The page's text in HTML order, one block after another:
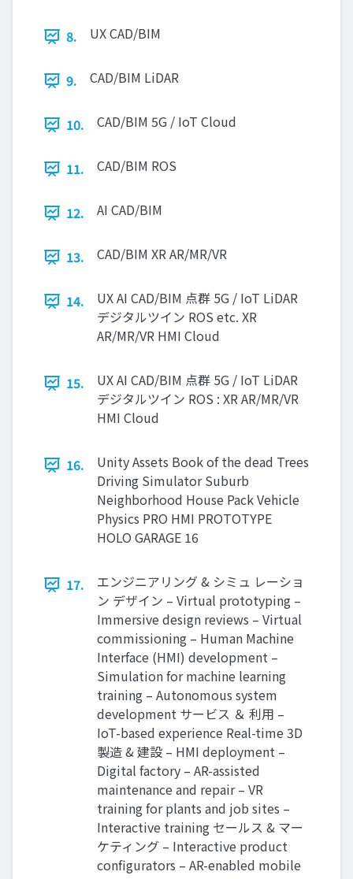
8. UX CAD/BIM
9. CAD/BIM LiDAR
10. CAD/BIM 5G / IoT Cloud
11. CAD/BIM ROS
12. AI CAD/BIM
13. CAD/BIM XR AR/MR/VR
14.
UX AI CAD/BIM 点群 5G / IoT LiDAR
デジタルツイン ROS etc. XR
AR/MR/VR HMI Cloud
15.
UX AI CAD/BIM 点群 5G / IoT LiDAR
デジタルツイン ROS : XR AR/MR/VR
HMI Cloud
16.
Unity Assets Book of the dead Trees
Driving Simulator Suburb
Neighborhood House Pack Vehicle
Physics PRO HMI PROTOTYPE
HOLO GARAGE 16
17.
エンジニアリング & シミュ レーショ
ン デザイン – Virtual prototyping –
Immersive design reviews – Virtual
commissioning – Human Machine
Interface (HMI) development –
Simulation for machine learning
training – Autonomous system
development サービス ＆ 利用 –
IoT-based experience Real-time 3D
製造 & 建設 – HMI deployment –
Digital factory – AR-assisted
maintenance and repair – VR
training for plants and job sites –
Interactive training セールス & マー
ケティング – Interactive product
configurators – AR-enabled mobile